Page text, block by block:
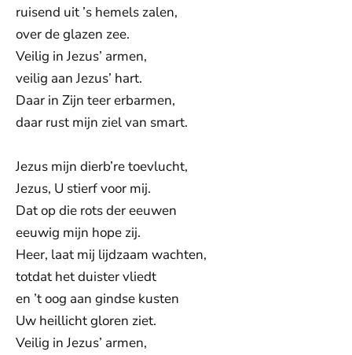
ruisend uit ’s hemels zalen,
over de glazen zee.
Veilig in Jezus’ armen,
veilig aan Jezus’ hart.
Daar in Zijn teer erbarmen,
daar rust mijn ziel van smart.
Jezus mijn dierb’re toevlucht,
Jezus, U stierf voor mij.
Dat op die rots der eeuwen
eeuwig mijn hope zij.
Heer, laat mij lijdzaam wachten,
totdat het duister vliedt
en ’t oog aan gindse kusten
Uw heillicht gloren ziet.
Veilig in Jezus’ armen,